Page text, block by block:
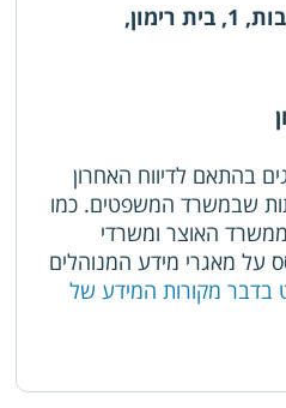
אין רחובות, 1, בית רימון,
בהתאם לדיווח האחרון
שבמשרד המשפטים. כמו
האוצר ומשרדי
על מאגרי מידע המנוהלים
בדבר מקורות המידע של